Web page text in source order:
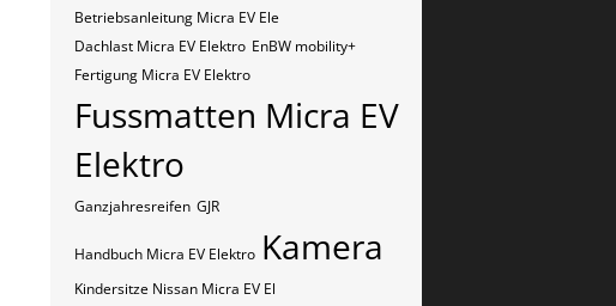
Betriebsanleitung Micra EV Ele
Dachlast Micra EV Elektro EnBW mobility+
Fertigung Micra EV Elektro
Fussmatten Micra EV
Elektro
Ganzjahresreifen GJR
Handbuch Micra EV Elektro Kamera
Kindersitze Nissan Micra EV El